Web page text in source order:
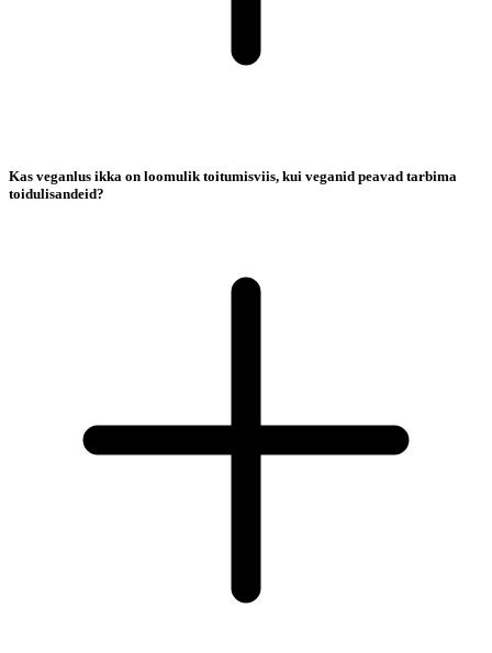
Kas veganlus ikka on loomulik toitumisviis, kui veganid peavad tarbima
toidulisandeid?